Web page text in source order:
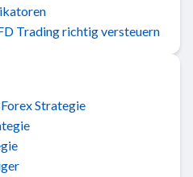
Trading richtig versteuern
Strategie